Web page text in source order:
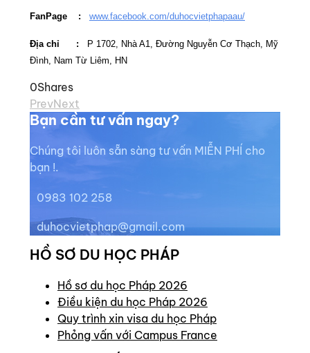
FanPage : www.facebook.com/duhocvietphapaau/
Địa chỉ :
P 1702, Nhà A1, Đường Nguyễn Cơ Thạch, Mỹ
Đình, Nam Từ Liêm, HN
0Shares
PrevNext
Bạn cần tư vấn ngay?
Chúng tôi luôn sẵn sàng tư vấn MIỄN PHÍ cho
bạn !.
0983 102 258
duhocvietphap@gmail.com
HỒ SƠ DU HỌC PHÁP
Hồ sơ du học Pháp 2026
Điều kiện du học Pháp 2026
Quy trình xin visa du học Pháp
Phỏng vấn với Campus France